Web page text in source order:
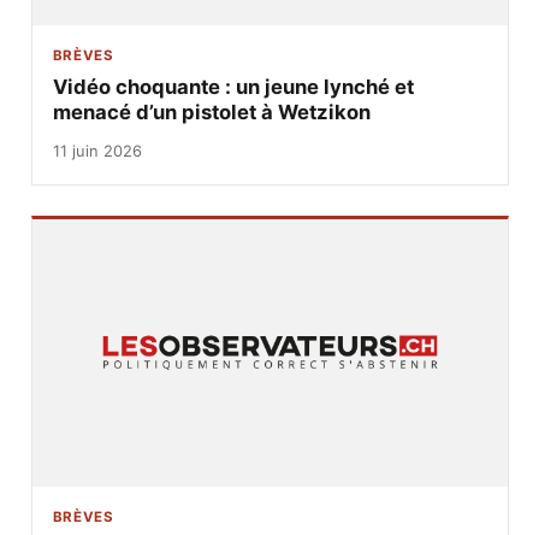
BRÈVES
Vidéo choquante : un jeune lynché et
menacé d’un pistolet à Wetzikon
11 juin 2026
BRÈVES